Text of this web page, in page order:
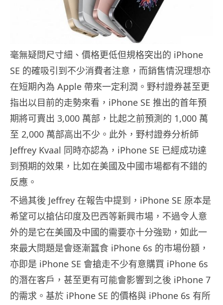
毫無疑問尺寸細、價格更低但規格突出的 iPhone
SE 的確吸引到不少消費者注意，而銷售情況理想亦
在短期內為 Apple 帶來一定利潤。野村證券甚至更
指出以目前的走勢來看，iPhone SE 推出的首年預
期將可賣出 3,000 萬部，比起之前預測的 1,000 萬
至 2,000 萬部高出不少。此外，野村證券分析師
Jeffrey Kvaal 同時亦認為，iPhone SE 已經成功達
到預期的效果，比如在美國及中國市場都有不錯的
反應。
不過其後 Jeffrey 在報告中提到，iPhone SE 原本是
希望可以搶佔印度及巴西等新興市場，不過令人意
外的是它在美國及中國的需要亦十分強勁，如此一
來最大問題是會逐漸蠶食 iPhone 6s 的市場份額，
亦即是 iPhone SE 會搶走不少有意購買 iPhone 6s
的潛在客戶，甚至更有可能會影響到之後 iPhone 7
的需求。基於 iPhone SE 的價格與 iPhone 6s 有所